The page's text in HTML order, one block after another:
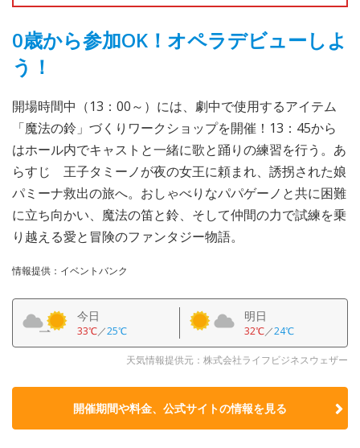
0歳から参加OK！オペラデビューしよ
う！
開場時間中（13：00～）には、劇中で使用するアイテム
「魔法の鈴」づくりワークショップを開催！13：45から
はホール内でキャストと一緒に歌と踊りの練習を行う。あ
らすじ 王子タミーノが夜の女王に頼まれ、誘拐された娘
パミーナ救出の旅へ。おしゃべりなパパゲーノと共に困難
に立ち向かい、魔法の笛と鈴、そして仲間の力で試練を乗
り越える愛と冒険のファンタジー物語。
情報提供：イベントバンク
今日
33℃／25℃
明日
32℃／24℃
天気情報提供元：株式会社ライフビジネスウェザー
開催期間や料金、公式サイトの情報を見る